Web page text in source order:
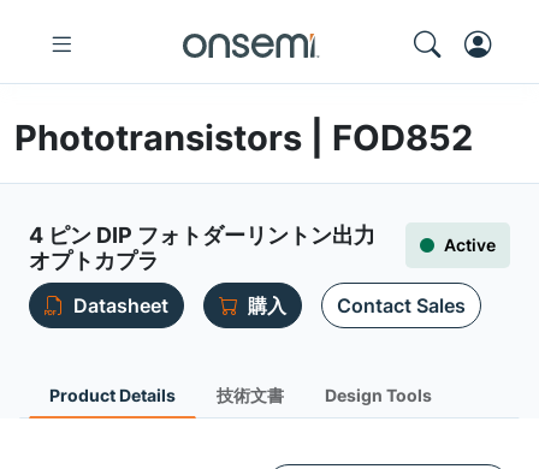
Phototransistors | FOD852
4 ピン DIP フォトダーリントン出力
オプトカプラ
Active
Datasheet 購入 Contact Sales
Product Details 技術文書 Design Tools